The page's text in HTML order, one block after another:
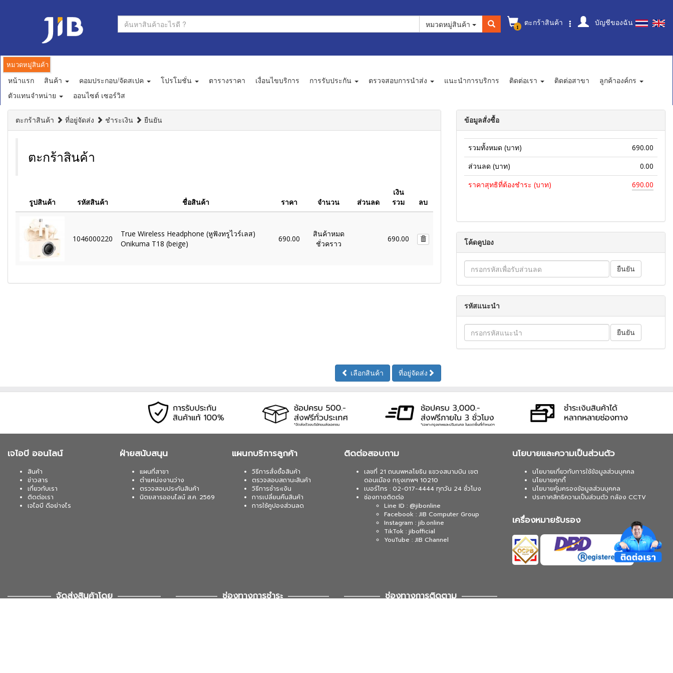
1 ตะกร้าสินค้า บัญชีของฉัน
หมวดหมู่สินค้า
หมวดหมู่สินค้า
หน้าแรก สินค้า คอมประกอบ/จัดสเปค โปรโมชั่น ตารางราคา เงื่อนไขบริการ การรับประกัน ตรวจสอบการนำส่ง แนะนำการบริการ ติดต่อเรา ติดต่อสาขา
ลูกค้าองค์กร
ตัวแทนจำหน่าย
ออนไซต์ เซอร์วิส
ตะกร้าสินค้า ที่อยู่จัดส่ง ชำระเงิน ยืนยัน
ตะกร้าสินค้า
รูปสินค้า รหัสสินค้า ชื่อสินค้า ราคา จำนวน ส่วนลด
เงิน
รวม
ลบ
1046000220
True Wireless Headphone (หูฟังทรูไวร์เลส)
Onikuma T18 (beige)
690.00
สินค้าหมด
ชั่วคราว
690.00
ข้อมูลสั่งซื้อ
รวมทั้งหมด (บาท)
690.00
ส่วนลด (บาท)
0.00
ราคาสุทธิที่ต้องชำระ (บาท)
690.00
โค้ดคูปอง
รหัสแนะนำ
เลือกสินค้า ที่อยู่จัดส่ง
เจไอบี ออนไลน์
สินค้า
ข่าวสาร
เกี่ยวกับเรา
ติดต่อเรา
เจไอบี ดีอย่างไร
ฝ่ายสนับสนุน
แผนที่สาขา
ตำแหน่งงานว่าง
ตรวจสอบประกันสินค้า
นิตยสารออนไลน์ ส.ค. 2569
แผนกบริการลูกค้า
วิธีการสั่งซื้อสินค้า
ตรวจสอบสถานะสินค้า
วิธีการชำระเงิน
การเปลี่ยนคืนสินค้า
การใช้คูปองส่วนลด
ติดต่อสอบถาม
เลขที่ 21 ถนนพหลโยธิน แขวงสนามบิน เขต
ดอนเมือง กรุงเทพฯ 10210
เบอร์โทร : 02-017-4444 ทุกวัน 24 ชั่วโมง
ช่องทางติดต่อ
Line ID : @jibonline
Facebook : JIB Computer Group
Instagram : jib.online
TikTok : jibofficial
YouTube : JIB Channel
นโยบายและความเป็นส่วนตัว
นโยบายเกี่ยวกับการใช้ข้อมูลส่วนบุคคล
นโยบายคุกกี้
นโยบายคุ้มครองข้อมูลส่วนบุคคล
ประกาศสิทธิความเป็นส่วนตัว กล้อง CCTV
เครื่องหมายรับรอง
จัดส่งสินค้าโดย ช่องทางการชำระ ช่องทางการติดตาม